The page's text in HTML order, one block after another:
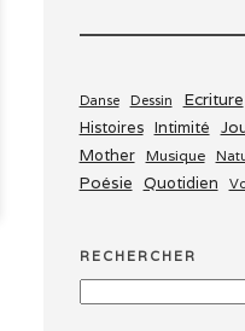
Danse Dessin Ecriture
Histoires Intimité
Mother Musique
Poésie Quotidien
RECHERCHER